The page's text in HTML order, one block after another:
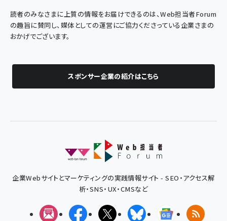
読者のみなさまに上質の情報をお届けできるのは、Web担当者Forum
の趣旨に賛同し、媒体としての運営にご協力くださっている企業さまの
おかげでございます。
スポンサー企業の紹介はこちら
企業Webサイトとマーケティングの実践情報サイト - SEO・アクセス解
析・SNS・UX・CMSなど
メルマガFacebookX(エックス)BlueskyGoogleニュ
RSS